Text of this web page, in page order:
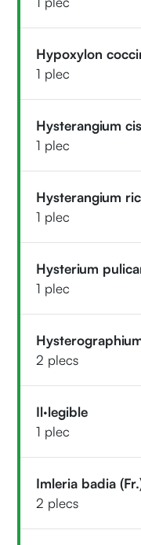
Hypoxylon
1 plec
Hysterangium
1 plec
Hysterangium
1 plec
Hysterium
1 plec
2 plecs
Il·legible
1 plec
Imleria badia
2 plecs